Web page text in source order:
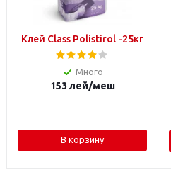
Клей Class Polistirol -25кг
Много
153 лей/меш
В корзину